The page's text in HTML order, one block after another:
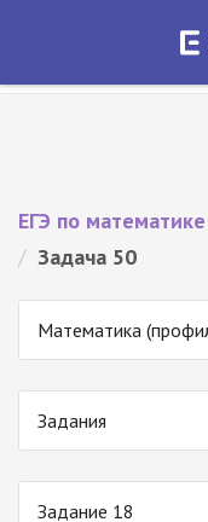
Экзамер
ЕГЭ по
/ Задача 50
Математика
Задания
Задание 18